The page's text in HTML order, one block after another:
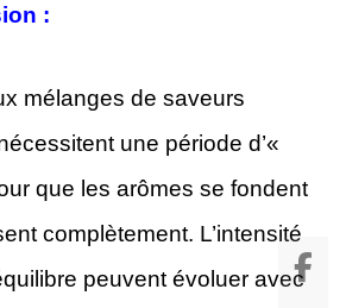
:
mélanges de saveurs
une période d’«
que les arômes se fondent
complètement. L’intensité
peuvent évoluer avec